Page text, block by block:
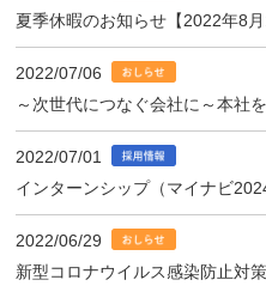
夏季休暇のお知らせ【2022年8
2022/07/06
～次世代につなぐ会社に～本社
2022/07/01
インターンシップ（マイナビ
2022/06/29
新型コロナウイルス感染防止対